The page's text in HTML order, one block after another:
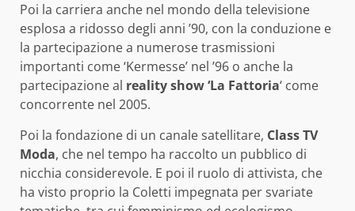
Poi la carriera anche nel mondo della televisione
esplosa a ridosso degli anni ’90, con la conduzione e
la partecipazione a numerose trasmissioni
importanti come ‘Kermesse’ nel ’96 o anche la
partecipazione al reality show ‘La Fattoria‘ come
concorrente nel 2005.
Poi la fondazione di un canale satellitare, Class TV
Moda, che nel tempo ha raccolto un pubblico di
nicchia considerevole. E poi il ruolo di attivista, che
ha visto proprio la Coletti impegnata per svariate